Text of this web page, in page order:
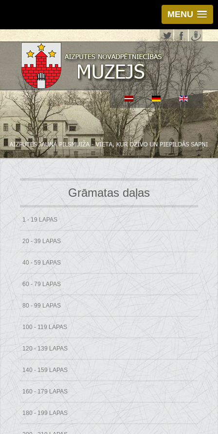
MENU
Grāmatas daļas
1 - 19 LAPAS
20 - 39 LAPAS
40 - 59 LAPAS
60 - 79 LAPAS
80 - 99 LAPAS
100 - 119 LAPAS
120 - 139 LAPAS
140 - 159 LAPAS
160 - 179 LAPAS
180 - 199 LAPAS